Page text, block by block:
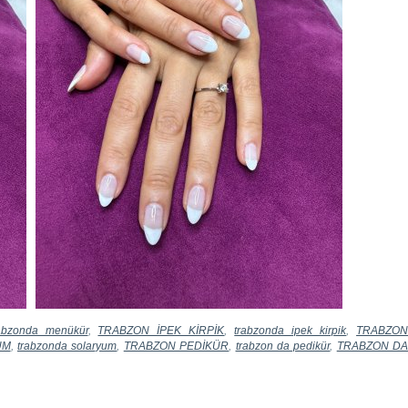
menükür, TRABZON İPEK KİRPİK ,trabzonda ipek kirpik, TRABZON
, trabzonda solaryum TRABZON PEDİKÜR trabzon da pedikür, TRABZON DA